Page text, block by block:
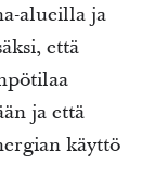
alueilla ja
että
ja että
käyttö